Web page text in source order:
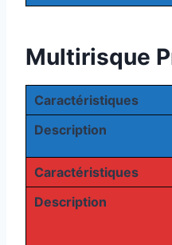
Multirisque
Caractéristiques
Description
Caractéristiques
Description